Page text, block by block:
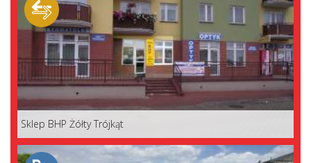
Sklep BHP Żółty Trójkąt